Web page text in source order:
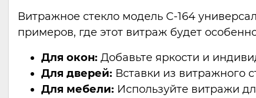
Витражное стекло модель С-164
примеров, где этот витраж будет
Для окон: Добавьте яркости и
Для дверей: Вставки из витражного
Для мебели: Используйте витражи